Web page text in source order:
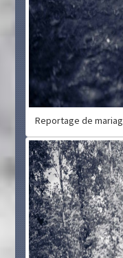
Reportage de